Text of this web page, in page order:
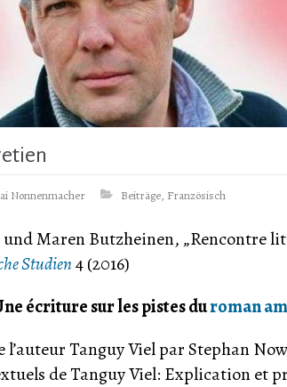
Nonnenmacher Beiträge, Französisch
Maren Butzheinen, „Rencontre
Studien4 (2016)
écriture sur les pistes duroman
l’auteur Tanguy Viel par Stephan
de Tanguy Viel: Explication et